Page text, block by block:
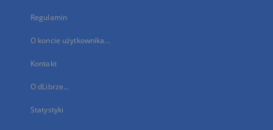
Regulamin
O koncie użytkownika...
Kontakt
O dLibrze...
Statystyki